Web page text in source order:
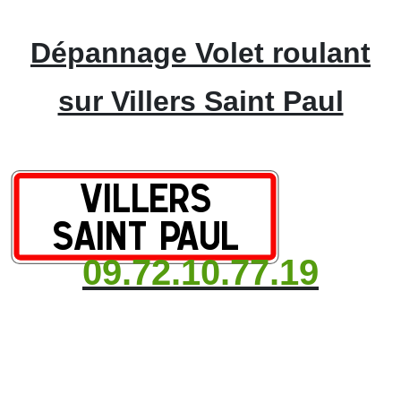
Dépannage Volet roulant
sur Villers Saint Paul
09.72.10.77.19